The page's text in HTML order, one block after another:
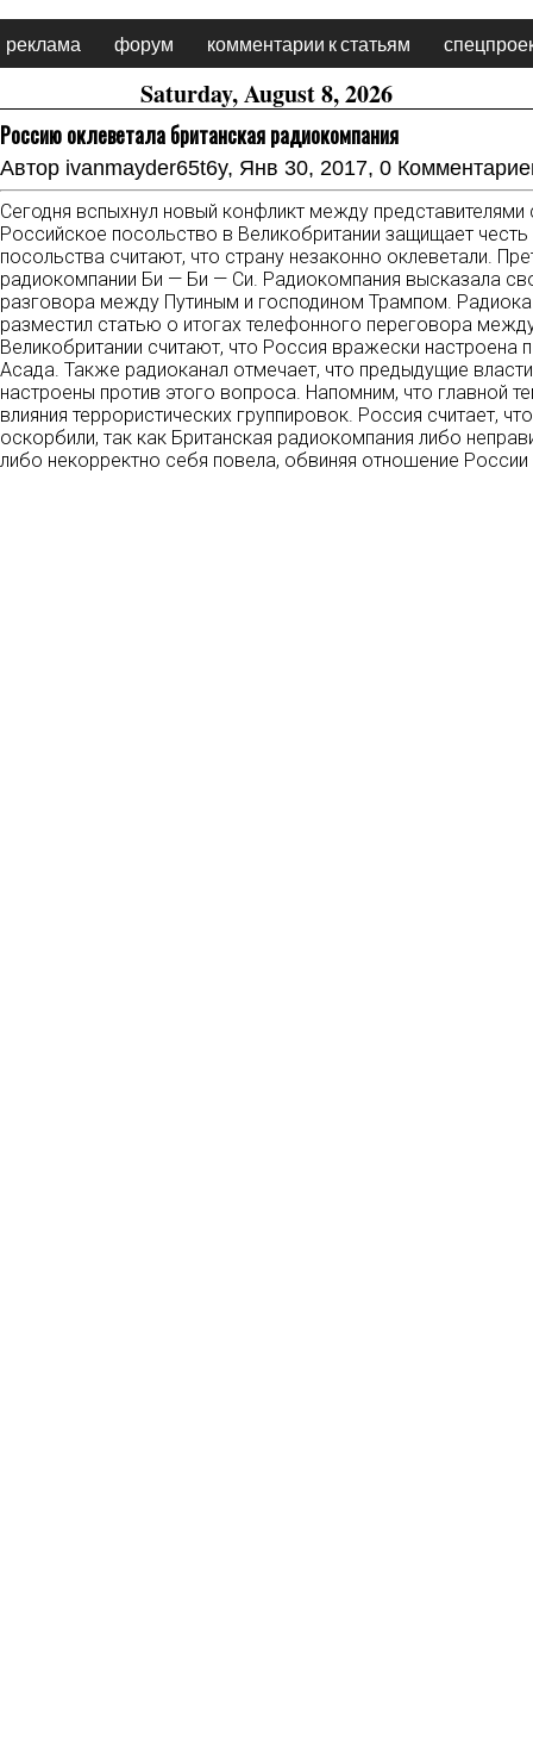
реклама форум комментарии к статьям
Saturday, August 8, 2026
Россию оклеветала британская радиокомпания
Автор ivanmayder65t6y, Янв 30, 2017, 0
Сегодня вспыхнул новый конфликт между
Российское посольство в Великобритании защищает
посольства считают, что страну незаконно оклеветали.
радиокомпании Би — Би — Си. Радиокомпания высказала
разговора между Путиным и господином Трампом.
разместил статью о итогах телефонного переговора
Великобритании считают, что Россия вражески настроена
Асада. Также радиоканал отмечает, что предыдущие
настроены против этого вопроса. Напомним, что главной
влияния террористических группировок. Россия считает,
оскорбили, так как Британская радиокомпания либо
либо некорректно себя повела, обвиняя отношение